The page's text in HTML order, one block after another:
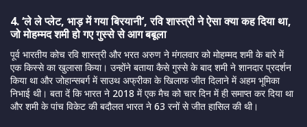
4. ‘ले ले प्लेट, भाड़ में गया बिरयानी’, रवि शास्त्री ने ऐसा क्या कह दिया था,
जो मोहम्मद शमी हो गए गुस्से से आग बबूला
पूर्व भारतीय कोच रवि शास्त्री और भरत अरुण ने मंगलवार को मोहम्मद शमी के बारे में
एक किस्से का खुलासा किया। उन्होंने बताया कैसे गुस्से के बाद शमी ने शानदार प्रदर्शन
किया था और जोहान्सबर्ग में साउथ अफ्रीका के खिलाफ जीत दिलाने में अहम भूमिका
निभाई थी। बता दें कि भारत ने 2018 में एक मैच को चार दिन में ही समाप्त कर दिया था
और शमी के पांच विकेट की बदौलत भारत ने 63 रनों से जीत हासिल की थी।